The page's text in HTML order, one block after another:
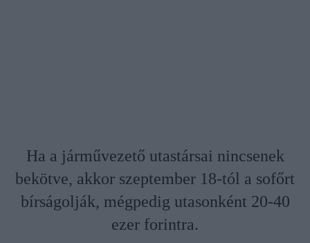
Ha a járművezető utastársai nincsenek
bekötve, akkor szeptember 18-tól a sofőrt
bírságolják, mégpedig utasonként 20-40
ezer forintra.